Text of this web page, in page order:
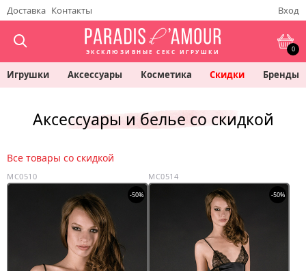
Доставка Контакты Вход
ЭКСКЛЮЗИВНЫЕ СЕКС ИГРУШКИ 0
Игрушки Аксессуары Косметика Скидки Бренды
Аксессуары и белье со скидкой
Все товары со скидкой
MC0510
-50%
MC0514
-50%